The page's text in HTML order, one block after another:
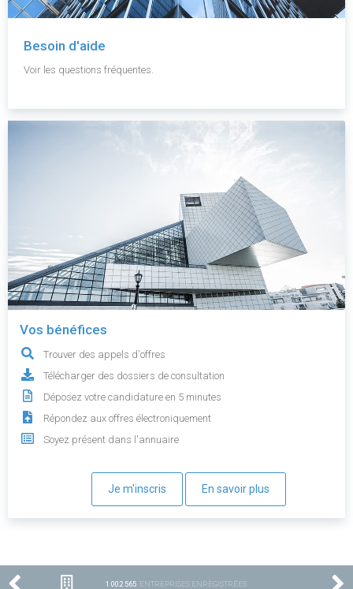
Besoin d'aide
Voir les questions fréquentes.
Vos bénéfices
Trouver des appels d'offres
Télécharger des dossiers de consultation
Déposez votre candidature en 5 minutes
Répondez aux offres électroniquement
Soyez présent dans l'annuaire
Je m'inscris En savoir plus
1 002 565 ENTREPRISES ENREGISTRÉES